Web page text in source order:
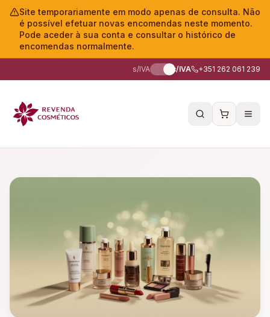
Site temporariamente em modo apenas de consulta. Não
é possível efetuar novas encomendas neste momento.
Pode aceder à sua conta e consultar o histórico de
encomendas normalmente.
s/IVA c/IVA +351 262 061 239